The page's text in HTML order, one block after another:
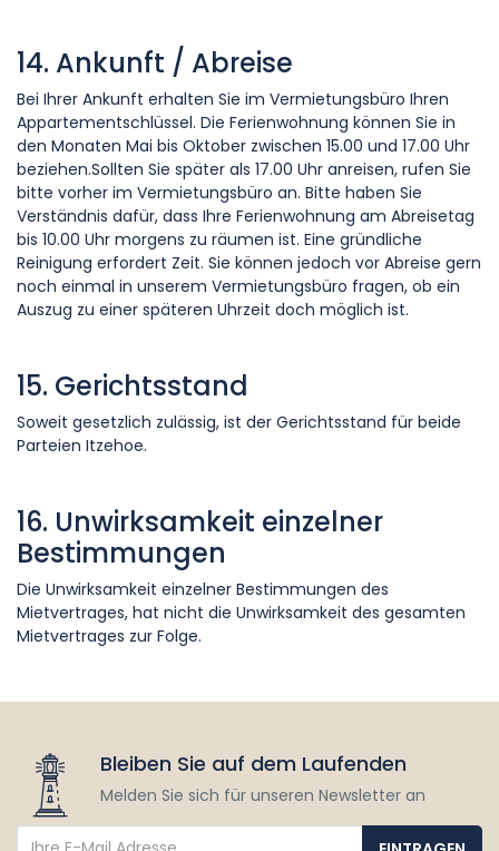
14. Ankunft / Abreise
Bei Ihrer Ankunft erhalten Sie im Vermietungsbüro Ihren
Appartementschlüssel. Die Ferienwohnung können Sie in
den Monaten Mai bis Oktober zwischen 15.00 und 17.00 Uhr
beziehen.Sollten Sie später als 17.00 Uhr anreisen, rufen Sie
bitte vorher im Vermietungsbüro an. Bitte haben Sie
Verständnis dafür, dass Ihre Ferienwohnung am Abreisetag
bis 10.00 Uhr morgens zu räumen ist. Eine gründliche
Reinigung erfordert Zeit. Sie können jedoch vor Abreise gern
noch einmal in unserem Vermietungsbüro fragen, ob ein
Auszug zu einer späteren Uhrzeit doch möglich ist.
15. Gerichtsstand
Soweit gesetzlich zulässig, ist der Gerichtsstand für beide
Parteien Itzehoe.
16. Unwirksamkeit einzelner
Bestimmungen
Die Unwirksamkeit einzelner Bestimmungen des
Mietvertrages, hat nicht die Unwirksamkeit des gesamten
Mietvertrages zur Folge.
Bleiben Sie auf dem Laufenden
Melden Sie sich für unseren Newsletter an